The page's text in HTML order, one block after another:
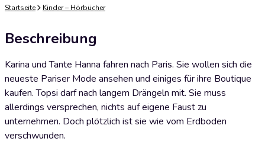
Startseite Kinder – Hörbücher
Beschreibung
Karina und Tante Hanna fahren nach Paris. Sie wollen sich die
neueste Pariser Mode ansehen und einiges für ihre Boutique
kaufen. Topsi darf nach langem Drängeln mit. Sie muss
allerdings versprechen, nichts auf eigene Faust zu
unternehmen. Doch plötzlich ist sie wie vom Erdboden
verschwunden.